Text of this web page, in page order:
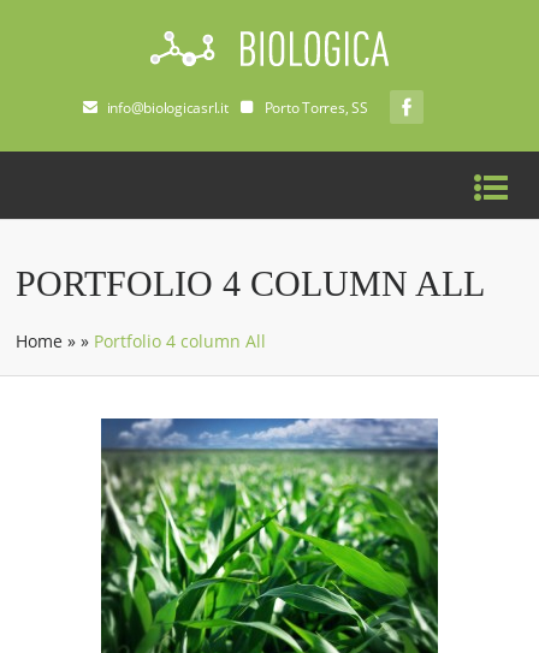
info@biologicasrl.it Porto Torres, SS
PORTFOLIO 4 COLUMN ALL
Home »» Portfolio 4 column All